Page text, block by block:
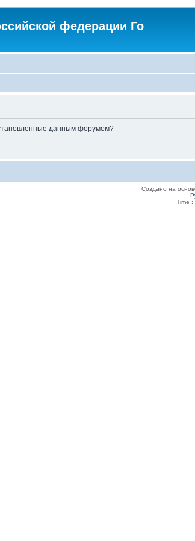
федерации Го
данным форумом?
Создано на
Time :